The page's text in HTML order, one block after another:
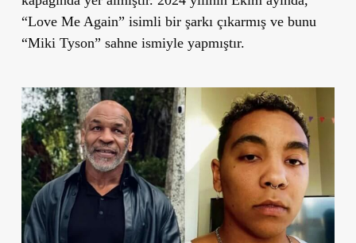
“Love Me Again” isimli bir şarkı çıkarmış ve bunu
“Miki Tyson” sahne ismiyle yapmıştır.